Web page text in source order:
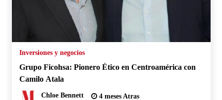
Inversiones y negocios
Grupo Ficohsa: Pionero Ético en Centroamérica con
Camilo Atala
Chloe Bennett 4 meses Atras